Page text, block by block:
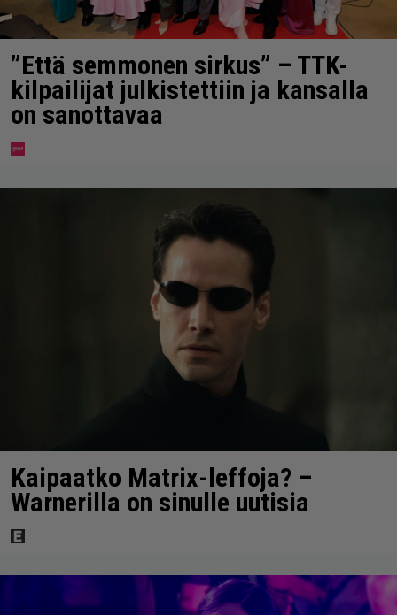
”Että semmonen sirkus” – TTK-
kilpailijat julkistettiin ja kansalla
on sanottavaa
Kaipaatko Matrix-leffoja? –
Warnerilla on sinulle uutisia